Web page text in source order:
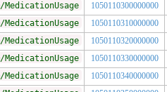
1050110300000000
1050110310000000
1050110320000000
1050110330000000
1050110340000000